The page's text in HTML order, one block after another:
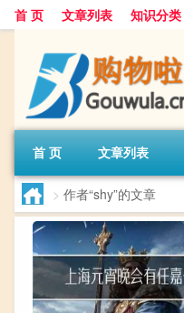
首 页 文章列表 知识分类
首 页 文章列表
> 作者“shy”的文章